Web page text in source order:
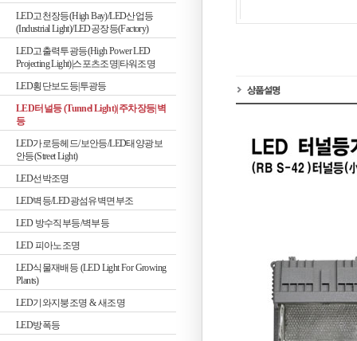
LED고천장등(High Bay)/LED산업등
(Industrial Light)/LED공장등(Factory)
LED고출력투광등(High Power LED
Projecting Light)|스포츠조명|타워조명
LED횡단보도등|투광등
LED터널등 (Tunnel Light)|주차장등|벽
등
LED가로등헤드/보안등/LED태양광보
안등(Street Light)
LED선박조명
LED벽등/LED광섬유벽면부조
LED 방수직부등/벽부등
LED 피아노조명
LED식물재배등 (LED Light For Growing
Plants)
LED기와지붕조명 & 새조명
LED방폭등